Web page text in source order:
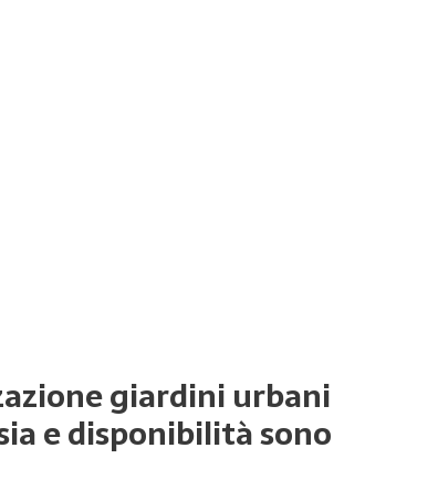
giardini urbani
e disponibilità sono